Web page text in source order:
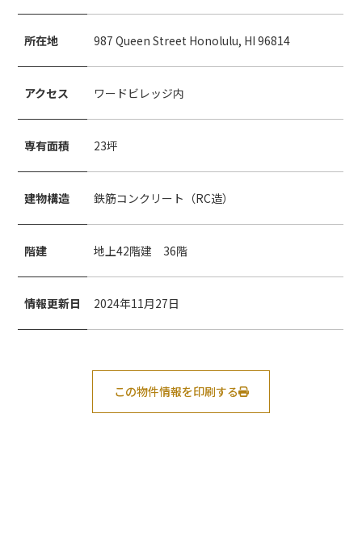
所在地 987 Queen Street Honolulu, HI 96814
アクセス ワードビレッジ内
専有面積 23坪
建物構造 鉄筋コンクリート（RC造）
階建 地上42階建 36階
情報更新日 2024年11月27日
この物件情報を印刷する